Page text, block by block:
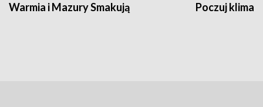
Warmia i Mazury Smakują Poczuj klimat